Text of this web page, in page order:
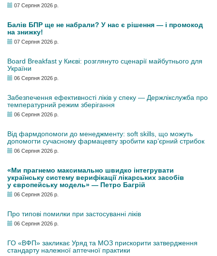
07 Серпня 2026 р.
Балів БПР ще не набрали? У нас є рішення — і промокод
на знижку!
07 Серпня 2026 р.
Board Breakfast у Києві: розглянуто сценарії майбутнього для
України
06 Серпня 2026 р.
Забезпечення ефективності ліків у спеку — Держлікслужба про
температурний режим зберігання
06 Серпня 2026 р.
Від фармдопомоги до менеджменту: soft skills, що можуть
допомогти сучасному фармацевту зробити кар’єрний стрибок
06 Серпня 2026 р.
«Ми прагнемо максимально швидко інтегрувати
українську систему верифікації лікарських засобів
у європейську модель» — Петро Багрій
06 Серпня 2026 р.
Про типові помилки при застосуванні ліків
06 Серпня 2026 р.
ГО «ВФП» закликає Уряд та МОЗ прискорити затвердження
стандарту належної аптечної практики